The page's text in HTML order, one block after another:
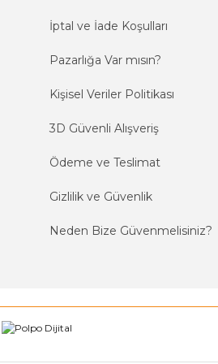
İptal ve İade Koşulları
Pazarlığa Var mısın?
Kişisel Veriler Politikası
3D Güvenli Alışveriş
Ödeme ve Teslimat
Gizlilik ve Güvenlik
Neden Bize Güvenmelisiniz?